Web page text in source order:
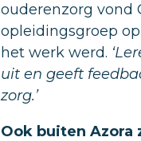
ouderenzorg vond
opleidingsgroep
het werk werd.
uit en geeft
zorg.’
Ook buiten Azora